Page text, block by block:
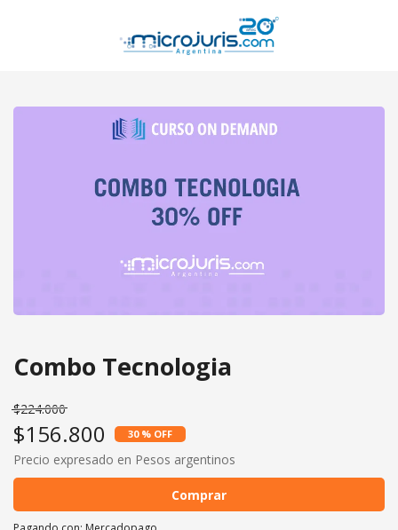
Combo Tecnologia
$224.000
$156.800 30 % OFF
Precio expresado en Pesos argentinos
Comprar